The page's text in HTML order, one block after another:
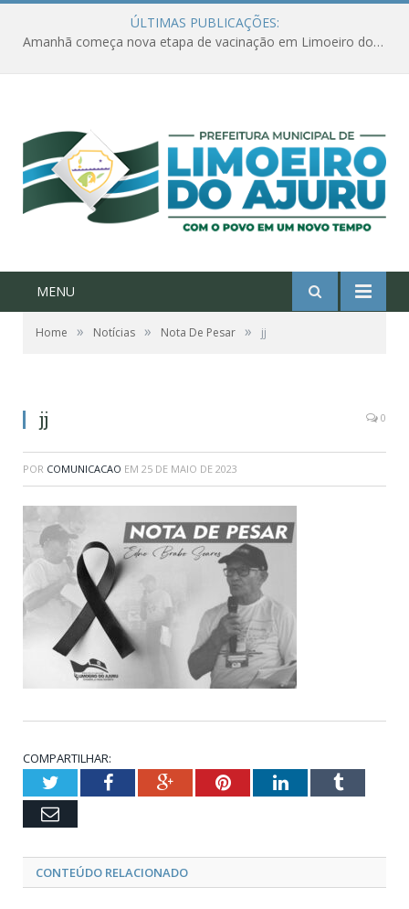
ÚLTIMAS PUBLICAÇÕES:
Amanhã começa nova etapa de vacinação em Limoeiro do Ajuru para idosos com 65 ou mais
MENU
Home » Notícias » Nota De Pesar » jj
jj 0
POR COMUNICACAO EM 25 DE MAIO DE 2023
COMPARTILHAR:
TwitterFacebookGoogle+PinterestLinkedInTumblr
Email
CONTEÚDO RELACIONADO